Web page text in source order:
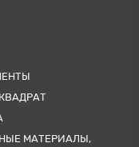
МАТЕРИАЛЫ,